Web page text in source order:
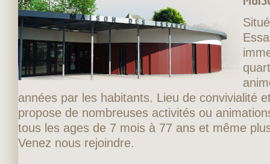
années par les habitants. Lieu de convivialité
propose de nombreuses activités ou
tous les ages de 7 mois à 77 ans et même
Venez nous rejoindre.